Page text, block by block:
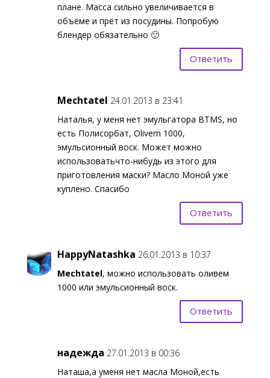
плане. Масса сильно увеличивается в
объёме и прёт из посудины. Попробую
блендер обязательно 🙂
Ответить
Mechtatel 24.01.2013 в 23:41
Наталья, у меня нет эмульгатора BTMS, но
есть Полисорбат, Olivem 1000,
эмульсионный воск. Может можно
использоватьчто-нибудь из этого для
приготовления маски? Масло Моной уже
куплено. Спасибо
Ответить
HappyNatashka 26.01.2013 в 10:37
Mechtatel, можно использовать оливем
1000 или эмульсионный воск.
Ответить
надежда 27.01.2013 в 00:36
Наташа,а уменя нет масла Моной,есть